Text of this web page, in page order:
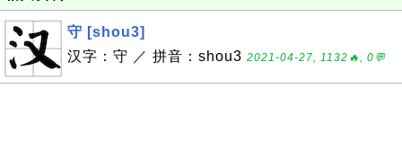
守 [shou3]
汉字：守 ／ 拼音：shou3 2021-04-27, 1132🔥, 0💬